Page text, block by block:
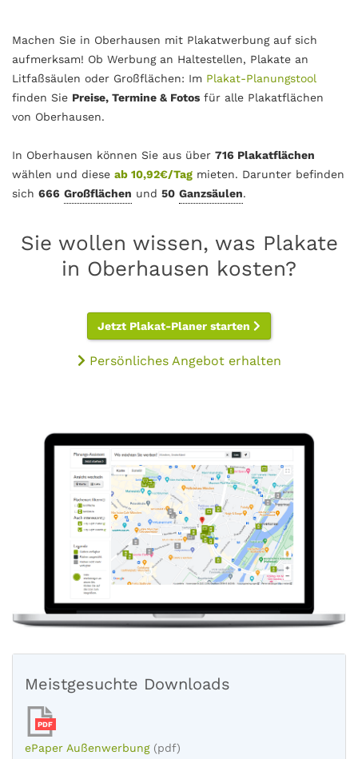
Machen Sie in Oberhausen mit Plakatwerbung auf sich
aufmerksam! Ob Werbung an Haltestellen, Plakate an
Litfaßsäulen oder Großflächen: Im Plakat-Planungstool
finden Sie Preise, Termine & Fotos für alle Plakatflächen
von Oberhausen.
In Oberhausen können Sie aus über 716 Plakatflächen
wählen und diese ab 10,92€/Tag mieten. Darunter befinden
sich 666 Großflächen und 50 Ganzsäulen.
Sie wollen wissen, was Plakate
in Oberhausen kosten?
Jetzt Plakat-Planer starten
Persönliches Angebot erhalten
Meistgesuchte Downloads
PDF
ePaper Außenwerbung (pdf)